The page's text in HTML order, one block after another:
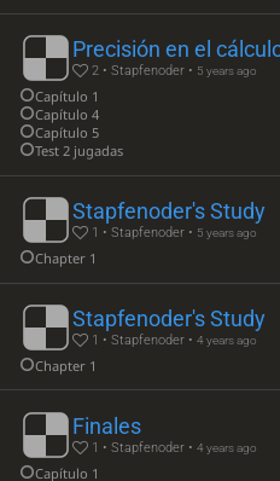
Precisión en el
2 • Stapfenoder • 5 years ago
Capítulo 1
Capítulo 4
Capítulo 5
Test 2 jugadas
Stapfenoder's Study
1 • Stapfenoder • 5 years ago
Chapter 1
Stapfenoder's Study
1 • Stapfenoder •4 years ago
Chapter 1
Finales
1 • Stapfenoder •4 years ago
Capítulo 1